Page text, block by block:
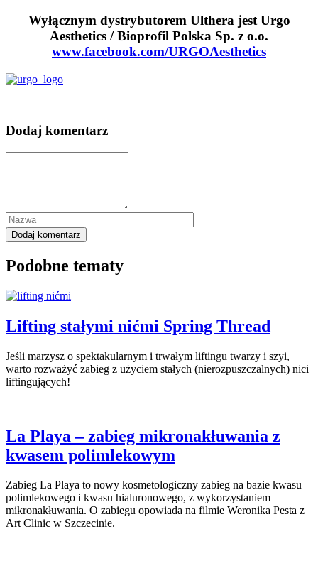
Wyłącznym dystrybutorem Ulthera jest Urgo
Aesthetics / Bioprofil Polska Sp. z o.o.
www.facebook.com/URGOAesthetics
Dodaj komentarz
Podobne tematy
Lifting stałymi nićmi Spring Thread
Jeśli marzysz o spektakularnym i trwałym liftingu twarzy i szyi,
warto rozważyć zabieg z użyciem stałych (nierozpuszczalnych) nici
liftingujących!
La Playa – zabieg mikronakłuwania z
kwasem polimlekowym
Zabieg La Playa to nowy kosmetologiczny zabieg na bazie kwasu
polimlekowego i kwasu hialuronowego, z wykorzystaniem
mikronakłuwania. O zabiegu opowiada na filmie Weronika Pesta z
Art Clinic w Szczecinie.